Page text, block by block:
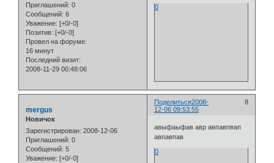
Приглашений: 0
Сообщений: 6
Уважение: [+0/-0]
Позитив: [+0/-0]
Провел на форуме:
16 минут
Последний визит:
2008-11-29 00:48:06
0
Поделиться 8
2008-
12-06 09:53:55
mergus
Новичок
Зарегистрирован: 2008-12-06
Приглашений: 0
Сообщений: 5
Уважение: [+0/-0]
авыфаыфав авр авпавпвап
авпавпав
0